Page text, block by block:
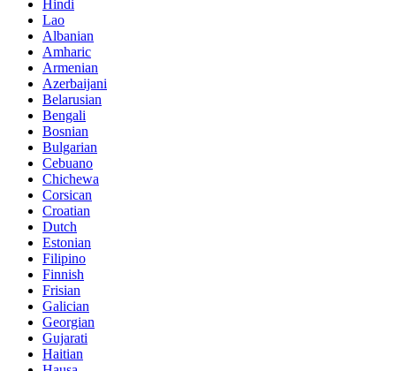
Hindi
Lao
Albanian
Amharic
Armenian
Azerbaijani
Belarusian
Bengali
Bosnian
Bulgarian
Cebuano
Chichewa
Corsican
Croatian
Dutch
Estonian
Filipino
Finnish
Frisian
Galician
Georgian
Gujarati
Haitian